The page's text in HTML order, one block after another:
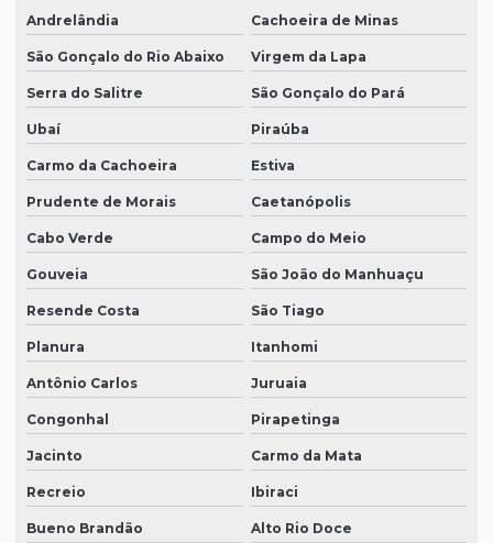
Andrelândia Cachoeira de Minas
São Gonçalo do Rio Abaixo Virgem da Lapa
Serra do Salitre São Gonçalo do Pará
Ubaí Piraúba
Carmo da Cachoeira Estiva
Prudente de Morais Caetanópolis
Cabo Verde Campo do Meio
Gouveia São João do Manhuaçu
Resende Costa São Tiago
Planura Itanhomi
Antônio Carlos Juruaia
Congonhal Pirapetinga
Jacinto Carmo da Mata
Recreio Ibiraci
Bueno Brandão Alto Rio Doce